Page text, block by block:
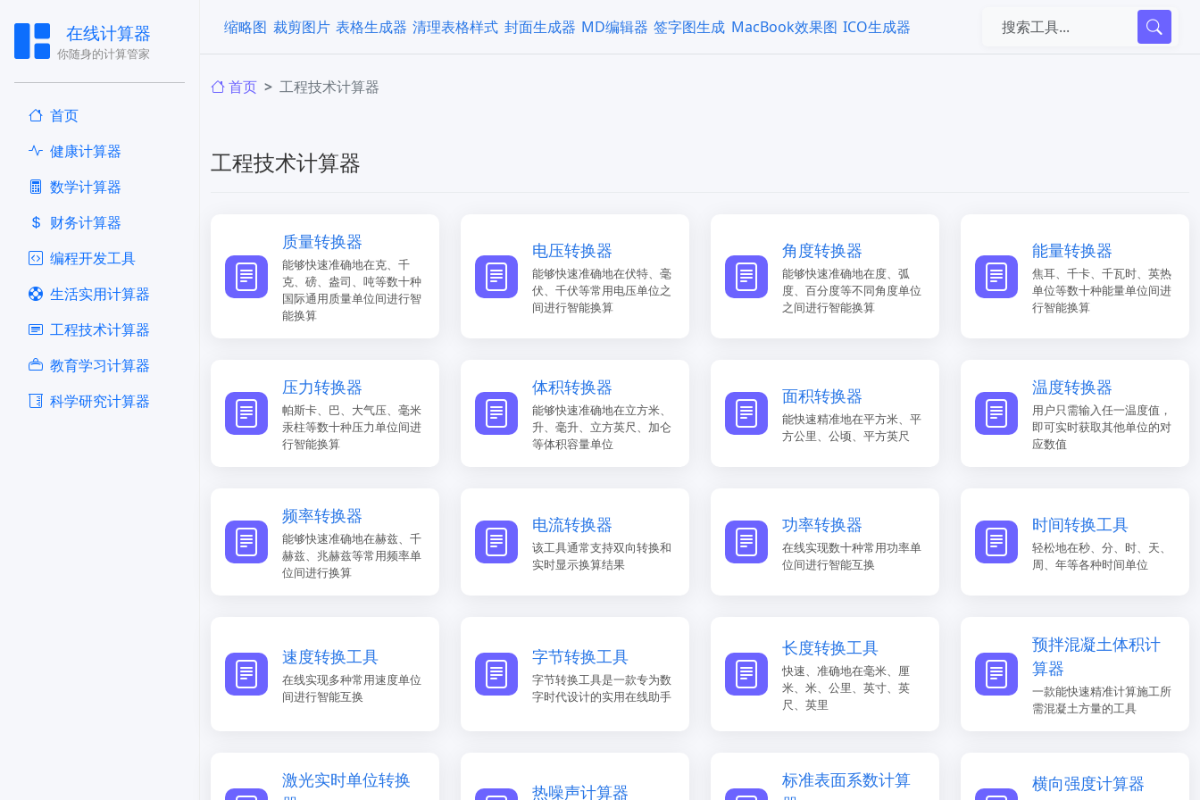
在线计算器
你随身的计算管家
首页
健康计算器
​数学计算器
财务计算器
编程开发工具
生活实用计算器
工程技术计算器
教育学习计算器
科学研究计算器
缩略图 裁剪图片 表格生成器 清理表格样式 封面生成器 MD编辑器 签字图生成 MacBook效果图 ICO生成器
首页 工程技术计算器
工程技术计算器
质量转换器
能够快速准确地在克、千
克、磅、盎司、吨等数十种
国际通用质量单位间进行智
能换算
电压转换器
能够快速准确地在伏特、毫
伏、千伏等常用电压单位之
间进行智能换算
角度转换器
能够快速准确地在度、弧
度、百分度等不同角度单位
之间进行智能换算
能量转换器
焦耳、千卡、千瓦时、英热
单位等数十种能量单位间进
行智能换算
压力转换器
帕斯卡、巴、大气压、毫米
汞柱等数十种压力单位间进
行智能换算
体积转换器
能够快速准确地在立方米、
升、毫升、立方英尺、加仑
等体积容量单位
面积转换器
能快速精准地在平方米、平
方公里、公顷、平方英尺
温度转换器
用户只需输入任一温度值，
即可实时获取其他单位的对
应数值
频率转换器
能够快速准确地在赫兹、千
赫兹、兆赫兹等常用频率单
位间进行换算
电流转换器
该工具通常支持双向转换和
实时显示换算结果
功率转换器
在线实现数十种常用功率单
位间进行智能互换
时间转换工具
轻松地在秒、分、时、天、
周、年等各种时间单位
速度转换工具
在线实现多种常用速度单位
间进行智能互换
字节转换工具
字节转换工具是一款专为数
字时代设计的实用在线助手
长度转换工具
快速、准确地在毫米、厘
米、米、公里、英寸、英
尺、英里
预拌混凝土体积计
算器
一款能快速精准计算施工所
需混凝土方量的工具
激光实时单位转换
热噪声计算器
标准表面系数计算
横向强度计算器